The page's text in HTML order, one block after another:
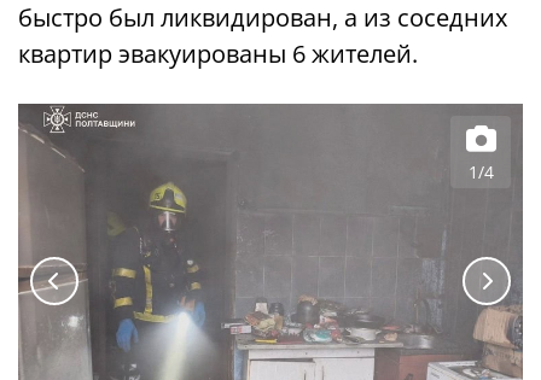
быстро был ликвидирован, а из соседних
квартир эвакуированы 6 жителей.
1/4